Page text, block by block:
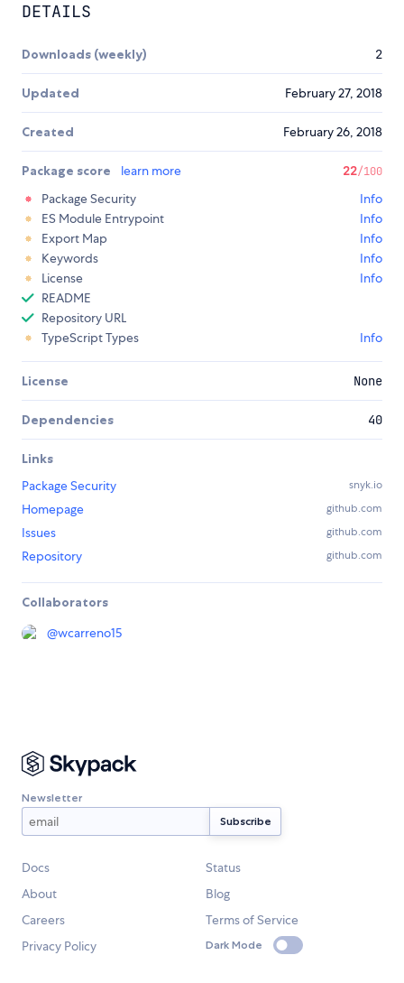
DETAILS
Downloads (weekly) 2
Updated February 27, 2018
Created February 26, 2018
Package score learn more 22/100
Package Security
Info
ES Module Entrypoint
Info
Export Map
Info
Keywords
Info
License
Info
README
Repository URL
TypeScript Types
Info
License None
Dependencies 40
Links
Package Security
snyk.io
Homepage github.com
Issues github.com
Repository github.com
Collaborators
@wcarreno15
Newsletter
Docs
Status
About
Blog
Careers
Terms of Service
Privacy Policy
Dark Mode